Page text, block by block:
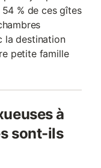
% de ces gîtes
la destination
petite famille
à
sont-ils